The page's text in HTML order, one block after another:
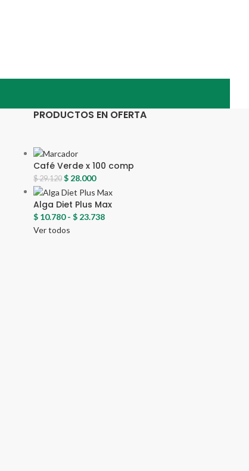
PRODUCTOS EN OFERTA
Café Verde x 100 comp
$29.120 $ 28.000
Alga Diet Plus Max
$ 10.780 - $ 23.738
Ver todos